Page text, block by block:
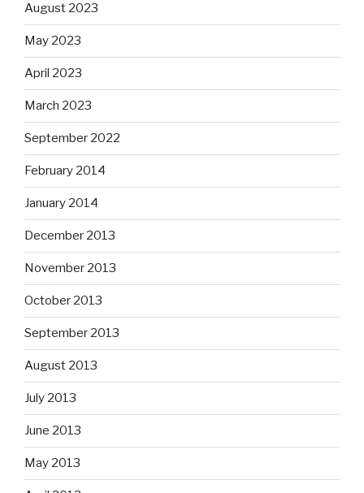
August 2023
May 2023
April 2023
March 2023
September 2022
February 2014
January 2014
December 2013
November 2013
October 2013
September 2013
August 2013
July 2013
June 2013
May 2013